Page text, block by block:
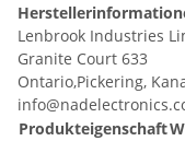
Lenbrook Industries
Granite Court 633
Ontario,Pickering,
Produkteigenschaft